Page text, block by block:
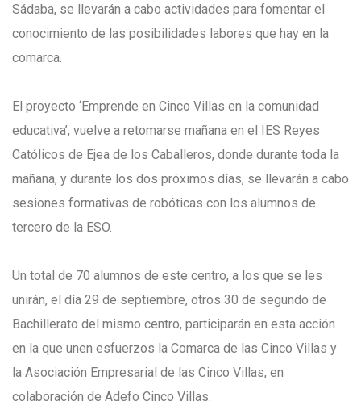
Sádaba, se llevarán a cabo actividades para fomentar el
conocimiento de las posibilidades labores que hay en la
comarca.
El proyecto ‘Emprende en Cinco Villas en la comunidad
educativa’, vuelve a retomarse mañana en el IES Reyes
Católicos de Ejea de los Caballeros, donde durante toda la
mañana, y durante los dos próximos días, se llevarán a cabo
sesiones formativas de robóticas con los alumnos de
tercero de la ESO.
Un total de 70 alumnos de este centro, a los que se les
unirán, el día 29 de septiembre, otros 30 de segundo de
Bachillerato del mismo centro, participarán en esta acción
en la que unen esfuerzos la Comarca de las Cinco Villas y
la Asociación Empresarial de las Cinco Villas, en
colaboración de Adefo Cinco Villas.